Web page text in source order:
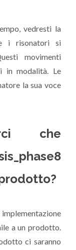
vedresti la
i risonatori si
movimenti
in modalità. Le
la sua voce
che
a un prodotto.
ci saranno